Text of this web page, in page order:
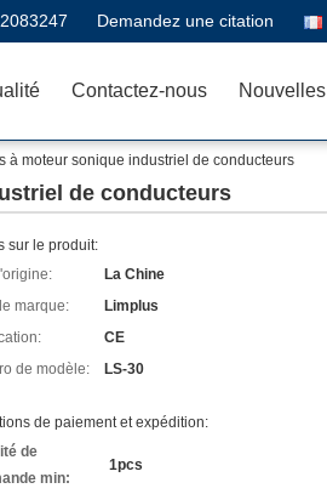
Demandez une citation
Contactez-nous Nouvelles
à moteur sonique industriel de conducteurs
de conducteurs
sur le produit:
La Chine
marque:
Limplus
CE
de modèle:
LS-30
de paiement et expédition:
de
min:
1pcs